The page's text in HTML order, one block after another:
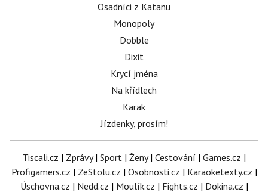
Osadníci z Katanu
Monopoly
Dobble
Dixit
Krycí jména
Na křídlech
Karak
Jízdenky, prosím!
Tiscali.cz | Zprávy| Sport | Ženy| Cestování | Games.cz |
Profigamers.cz | ZeStolu.cz | Osobnosti.cz | Karaoketexty.cz |
Úschovna.cz | Nedd.cz | Moulík.cz | Fights.cz | Dokina.cz |